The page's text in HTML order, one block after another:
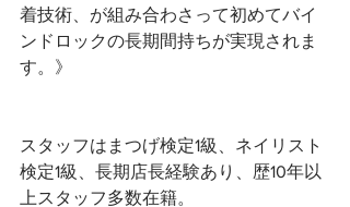
着技術、が組み合わさって初めてバイ
ンドロックの長期間持ちが実現されま
す。》
スタッフはまつげ検定1級、ネイリスト
検定1級、長期店長経験あり、歴10年以
上スタッフ多数在籍。